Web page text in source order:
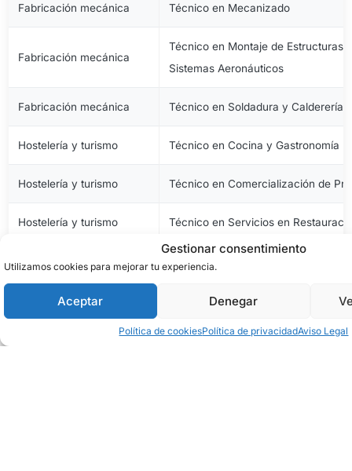
Gestionar consentimiento
Utilizamos cookies para mejorar tu experiencia.
Aceptar Denegar
Política de cookiesPolítica de privacidadAviso Legal
Fabricación mecánica Técnico en Mecanizado
Fabricación mecánica
Técnico en Montaje de Estructuras
Sistemas Aeronáuticos
Fabricación mecánica Técnico en Soldadura y Calderería
Hostelería y turismo Técnico en Cocina y Gastronomía
Hostelería y turismo Técnico en Comercialización de
Hostelería y turismo Técnico en Servicios en
Imagen personal Técnico en Estética y Belleza
Imagen personal Técnico en Peluquería y Cosmética
Técnico en Vídeo Disc-Jockey y